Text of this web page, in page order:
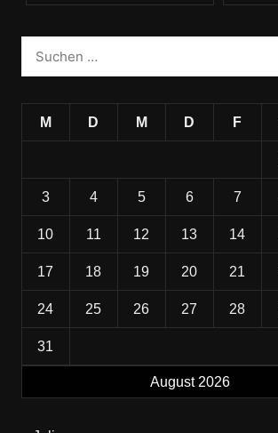
August 2026
M D M D F
3 4 5 6 7
10 11 12 13 14
17 18 19 20 21
24 25 26 27 28
31